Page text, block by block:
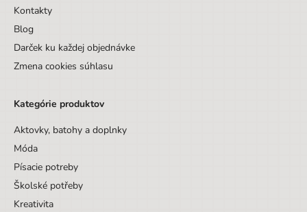
Kontakty
Blog
Darček ku každej objednávke
Zmena cookies súhlasu
Kategórie produktov
Aktovky, batohy a doplnky
Móda
Písacie potreby
Školské potřeby
Kreativita